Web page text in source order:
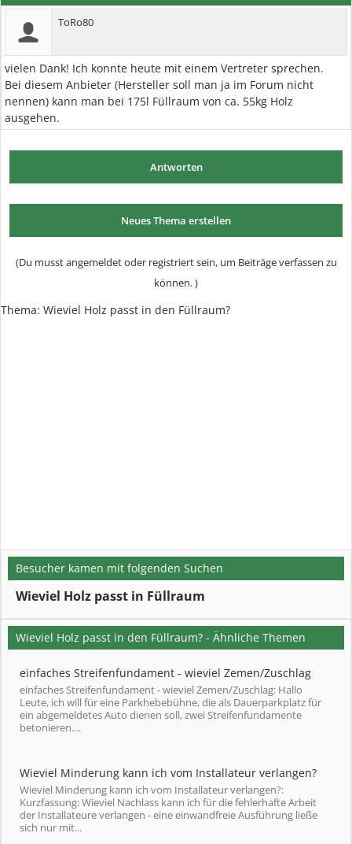
ToRo80
vielen Dank! Ich konnte heute mit einem Vertreter sprechen.
Bei diesem Anbieter (Hersteller soll man ja im Forum nicht
nennen) kann man bei 175l Füllraum von ca. 55kg Holz
ausgehen.
Antworten
Neues Thema erstellen
(Du musst angemeldet oder registriert sein, um Beiträge verfassen zu
können. )
Thema: Wieviel Holz passt in den Füllraum?
Besucher kamen mit folgenden Suchen
Wieviel Holz passt in Füllraum
Wieviel Holz passt in den Füllraum? - Ähnliche Themen
einfaches Streifenfundament - wieviel Zemen/Zuschlag
einfaches Streifenfundament - wieviel Zemen/Zuschlag: Hallo
Leute, ich will für eine Parkhebebühne, die als Dauerparkplatz für
ein abgemeldetes Auto dienen soll, zwei Streifenfundamente
betonieren....
Wieviel Minderung kann ich vom Installateur verlangen?
Wieviel Minderung kann ich vom Installateur verlangen?:
Kurzfassung: Wieviel Nachlass kann ich für die fehlerhafte Arbeit
der Installateure verlangen - eine einwandfreie Ausführung ließe
sich nur mit...